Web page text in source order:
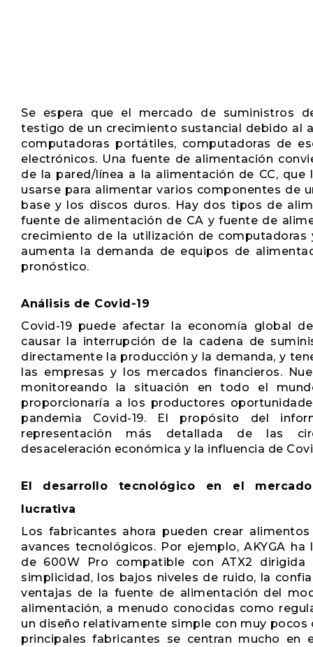
Se espera que el mercado de suministros
testigo de un crecimiento sustancial debido al
computadoras portátiles, computadoras de
electrónicos. Una fuente de alimentación
de la pared/línea a la alimentación de CC,
usarse para alimentar varios componentes de
base y los discos duros. Hay dos tipos de
fuente de alimentación de CA y fuente de
crecimiento de la utilización de
aumenta la demanda de equipos de
pronóstico.
Análisis de Covid-19
Covid-19 puede afectar la economía global
causar la interrupción de la cadena de
directamente la producción y la demanda, y
las empresas y los mercados financieros.
monitoreando la situación en todo el
proporcionaría a los productores
pandemia Covid-19. El propósito del
representación más detallada de las
desaceleración económica y la influencia de
El desarrollo tecnológico en el
lucrativa
Los fabricantes ahora pueden crear
avances tecnológicos. Por ejemplo, AKYGA
de 600W Pro compatible con ATX2 dirigida
simplicidad, los bajos niveles de ruido, la
ventajas de la fuente de alimentación del
alimentación, a menudo conocidas como
un diseño relativamente simple con muy pocos
principales fabricantes se centran mucho en